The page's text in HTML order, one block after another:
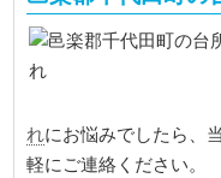
れにお悩みでしたら、
軽にご連絡ください。